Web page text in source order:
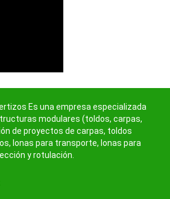
Es una empresa especializada
modulares (toldos, carpas,
de proyectos de carpas, toldos
lonas para transporte, lonas para
y rotulación.